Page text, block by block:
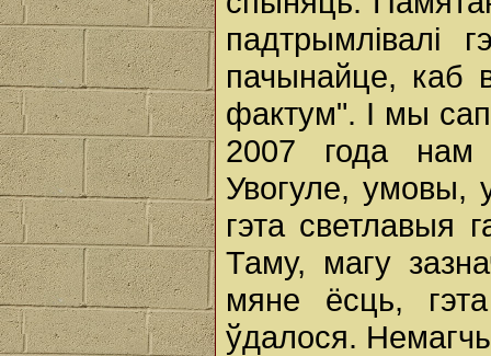
падтрымлівалі
пачынайце, каб
фактум". І мы
2007 года нам
Увогуле, умовы,
гэта светлавыя
Таму, магу
мяне ёсць,
ўдалося.